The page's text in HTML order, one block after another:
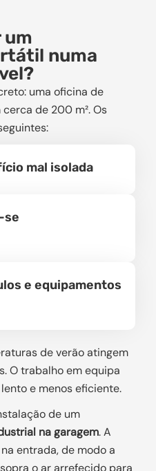
um
numa
uma oficina de
de 200 m². Os
mal isolada
se
e equipamentos
de verão atingem
O trabalho em equipa
e menos eficiente.
de um
na garagem. A
entrada, de modo a